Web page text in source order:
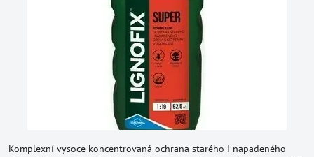
Komplexní vysoce koncentrovaná ochrana starého i napadeného